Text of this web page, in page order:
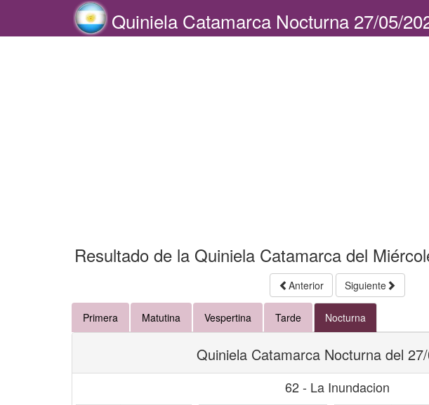
Quiniela Catamarca Nocturna 27/05/
Resultado de la Quiniela Catamarca del
Anterior Siguiente
Primera Matutina Vespertina Tarde Nocturna
Quiniela Catamarca Nocturna del
62 - La Inundacion